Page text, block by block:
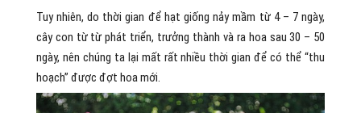
Tuy nhiên, do thời gian để hạt giống nảy mầm từ 4 – 7 ngày,
cây con từ từ phát triển, trưởng thành và ra hoa sau 30 – 50
ngày, nên chúng ta lại mất rất nhiều thời gian để có thể “thu
hoạch” được đợt hoa mới.